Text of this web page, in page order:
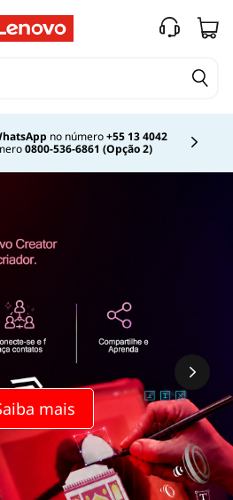
principal
no número+55 13 4042
0800-536-6861 (Opção 2)
Currently displaying item 2 of
mais